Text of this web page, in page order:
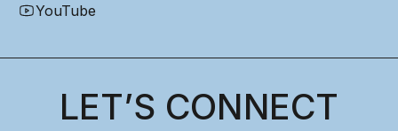
YouTube
LET’S CONNECT